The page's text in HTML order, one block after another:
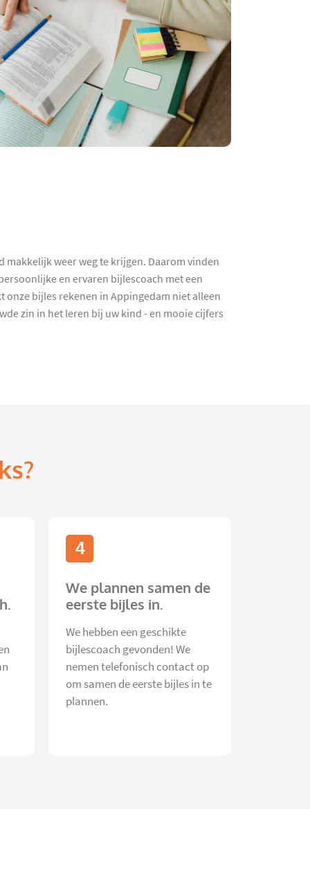
weer weg te krijgen. Daarom vinden
en ervaren bijlescoach met een
bijles rekenen in Appingedam niet alleen
zin in het leren bij uw kind - en mooie cijfers
4
We plannen samen de
eerste bijles in.
We hebben een geschikte
bijlescoach gevonden! We
nemen telefonisch contact op
om samen de eerste bijles in te
plannen.